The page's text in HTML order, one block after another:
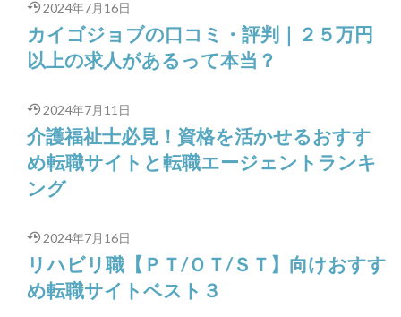
2024年7月16日
カイゴジョブの口コミ・評判｜２５万円
以上の求人があるって本当？
2024年7月11日
介護福祉士必見！資格を活かせるおすす
め転職サイトと転職エージェントランキ
ング
2024年7月16日
リハビリ職【ＰＴ/ＯＴ/ＳＴ】向けおすす
め転職サイトベスト３